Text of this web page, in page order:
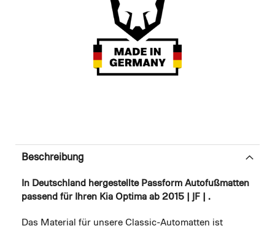
Beschreibung
In Deutschland hergestellte Passform Autofußmatten
passend für Ihren Kia Optima ab 2015 | JF | .
Das Material für unsere Classic-Automatten ist